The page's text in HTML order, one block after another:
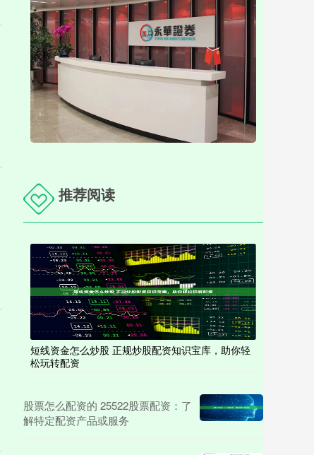
推荐阅读
短线资金怎么炒股 正规炒股配资知识宝库，助你轻
松玩转配资
股票怎么配资的 25522股票配资：了
解特定配资产品或服务